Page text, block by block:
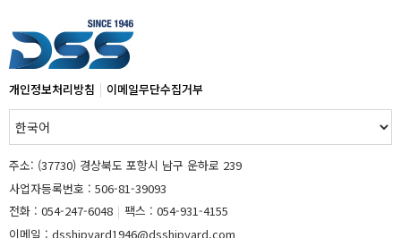
개인정보처리방침 | 이메일무단수집거부
주소: (37730) 경상북도 포항시 남구 운하로 239
사업자등록번호 : 506-81-39093
전화 : 054-247-6048 | 팩스 : 054-931-4155
이메일 : dsshipyard1946@dsshipyard.com